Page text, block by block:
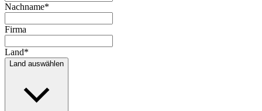
Nachname*
Firma
Land*
Land auswählen